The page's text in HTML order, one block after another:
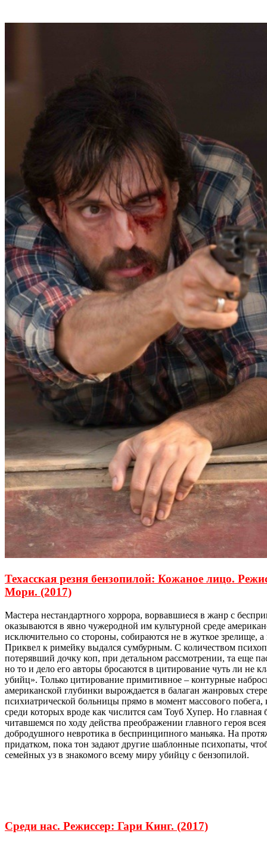
Техасская резня бензопилой: Кожаное лицо.
Мори. (2017)
Мастера нестандартного хоррора, ворвавшиеся в жанр с
оказываются в явно чужеродной им культурной среде
исключительно со стороны, собираются не в жуткое зрелище,
Приквел к римейку выдался сумбурным. С количеством
потерявший дочку коп, при детальном рассмотрении, та еще
но то и дело его авторы бросаются в цитирование чуть ли не
убийц». Только цитирование примитивное – контурные
американской глубинки вырождается в балаган жанровых
психиатрической больницы прямо в момент массового
среди которых вроде как числится сам Тоуб Хупер. Но
читавшемся по ходу действа преображении главного героя
добродушного невротика в беспринципного маньяка. На
придатком, пока тон задают другие шаблонные психопаты,
семейных уз в знакомого всему миру убийцу с бензопилой.
Среди нас. Режиссер: Гари Кинг. (2017)